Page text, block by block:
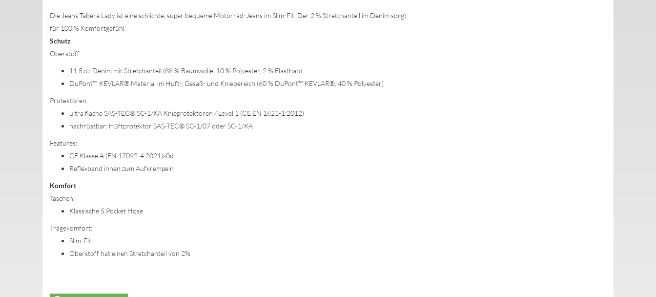
Die Jeans Tabera Lady ist eine schlichte, super bequeme Motorrad-Jeans im Slim-Fit. Der 2 % Stretchanteil im Denim sorgt
für 100 % Komfortgefühl.
Schutz
Oberstoff:
11,5 oz Denim mit Stretchanteil (88 % Baumwolle, 10 % Polyester, 2 % Elasthan)
DuPont™ KEVLAR® Material im Hüft-, Gesäß- und Kniebereich (60 % DuPont™ KEVLAR®, 40 % Polyester)
Protektoren:
ultra flache SAS-TEC® SC-1/KA Knieprotektoren / Level 1 (CE EN 1621-1:2012)
nachrüstbar: Hüftprotektor SAS-TEC® SC-1/07 oder SC-1/KA
Features:
CE Klasse A (EN 17092-4:2021)x0d
Reflexband innen zum Aufkrempeln
Komfort
Taschen:
Klassische 5 Pocket Hose
Tragekomfort:
Slim-Fit
Oberstoff hat einen Stretchanteil von 2%